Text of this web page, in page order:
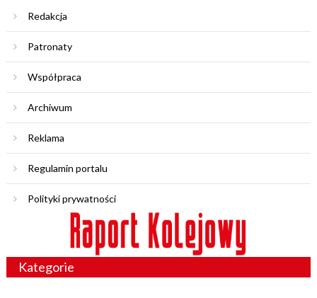
Redakcja
Patronaty
Współpraca
Archiwum
Reklama
Regulamin portalu
Polityki prywatności
Kategorie